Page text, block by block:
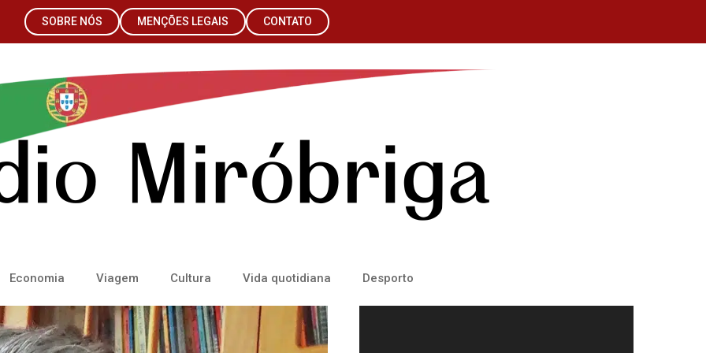
SOBRE NÓS MENÇÕES LEGAIS CONTATO
Economia Viagem Cultura Vida quotidiana Desporto